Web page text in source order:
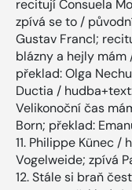
recitují Consuela
zpívá se to /
Gustav Francl;
blázny a hejly mám
překlad: Olga
Ductia /
Velikonoční čas
Born; překlad:
11. Philippe Künec
Vogelweide; zpívá
12. Stále si braň